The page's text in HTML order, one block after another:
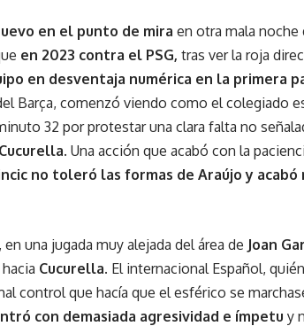
en el punto de mira en otra mala
en 2023 contra el PSG, tras ver la roja
en desventaja numérica en la primera
Barça, comenzó viendo como el colegiado
32 por protestar una clara falta no
. Una acción que acabó con la
no toleró las formas de Araújo y
una jugada muy alejada del área de Joan
Cucurella. El internacional Español,
control que hacía que el esférico se
con demasiada agresividad e ímpetu y